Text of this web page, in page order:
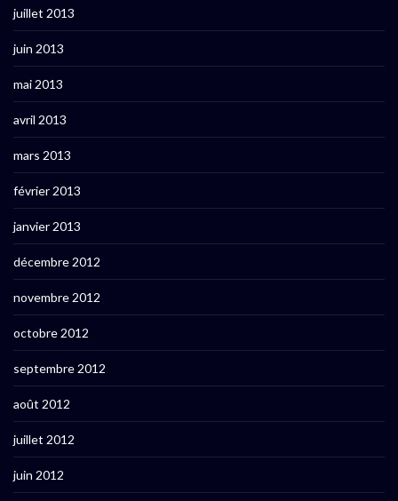
juillet 2013
juin 2013
mai 2013
avril 2013
mars 2013
février 2013
janvier 2013
décembre 2012
novembre 2012
octobre 2012
septembre 2012
août 2012
juillet 2012
juin 2012